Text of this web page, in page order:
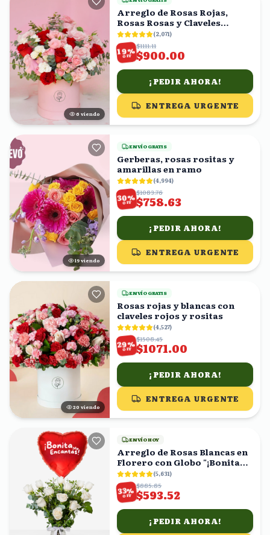
6 viendo
Arreglo de Rosas Rojas,
Rosas Rosas y Claveles
Blancos en Caja Rosa
(2,071)
19%
OFF
$1111.11
$900.00
¡PEDIR AHORA!
ENTREGA URGENTE
19 viendo
ENVÍO GRATIS
Gerberas, rosas rositas y
amarillas en ramo
(4,994)
30%
OFF
$1083.76
$758.63
¡PEDIR AHORA!
ENTREGA URGENTE
21 viendo
ENVÍO GRATIS
Rosas rojas y blancas con
claveles rojos y rositas
(4,527)
29%
OFF
$1508.45
$1071.00
¡PEDIR AHORA!
ENTREGA URGENTE
ENVÍO HOY
Arreglo de Rosas Blancas en
Florero con Globo "¡Bonita
Me Encantas!"
(5,631)
33%
OFF
$885.85
$593.52
¡PEDIR AHORA!